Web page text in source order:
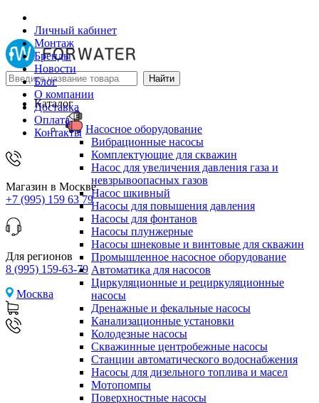
Личный кабинет
Монтаж
Бренды
Новости
Блог
О компании
Доставка
Оплата
Контакты
Магазин в Москве
+7 (995) 159 63 79
Для регионов
8 (995) 159-63-79
Москва
Каталог
Насосное оборудование
Вибрационные насосы
Комплектующие для скважин
Насос для увеличения давления газа и
невзрывоопасных газов
Насос шкивный
Насосы для повышения давления
Насосы для фонтанов
Насосы плунжерные
Насосы шнековые и винтовые для скважин
Промышленное насосное оборудование
Автоматика для насосов
Циркуляционные и рециркуляционные
насосы
Дренажные и фекальные насосы
Канализационные установки
Колодезные насосы
Скважинные центробежные насосы
Станции автоматического водоснабжения
Насосы для дизельного топлива и масел
Мотопомпы
Поверхностные насосы